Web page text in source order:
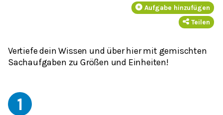
Aufgabe hinzufügen
Teilen
Vertiefe dein Wissen und über hier mit gemischten
Sachaufgaben zu Größen und Einheiten!
1